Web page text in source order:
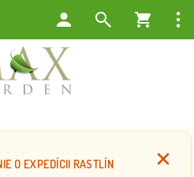
O EXPEDÍCII RASTLÍN